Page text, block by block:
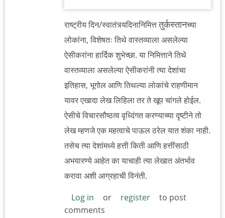
राष्ट्रीय दिन/स्वातंत्र्यदिनानिमित्ततुर्कस्तानच्या
लोकांना, विशेषतः तिथे वास्तव्याला असलेल्या
ऐसीकरांना हार्दिक शुभेच्छा. या निमित्ताने तिथे
वास्तव्याला असलेल्या ऐसीकरांनी त्या देशांचा
इतिहास, भूगोल आणि तिथल्या लोकांचे राहणीमान
यावर एखादा लेख लिहिला तर ते खूप चांगले होईल.
ऐसीचे विचारसौष्ठत्व वृध्दिंगत करण्याच्या दृष्टीने तो
लेख म्हणजे एक महत्वाचे पाऊल ठरेल यात शंका नाही.
तसेच त्या देशांमध्ये हत्ती किती आणि हत्तींसाठी
अभयारण्ये आहेत का याचाही त्या लेखात अंतर्भाव
करावा अशी आग्रहाची विनंती.
Log in
or register
to post
comments